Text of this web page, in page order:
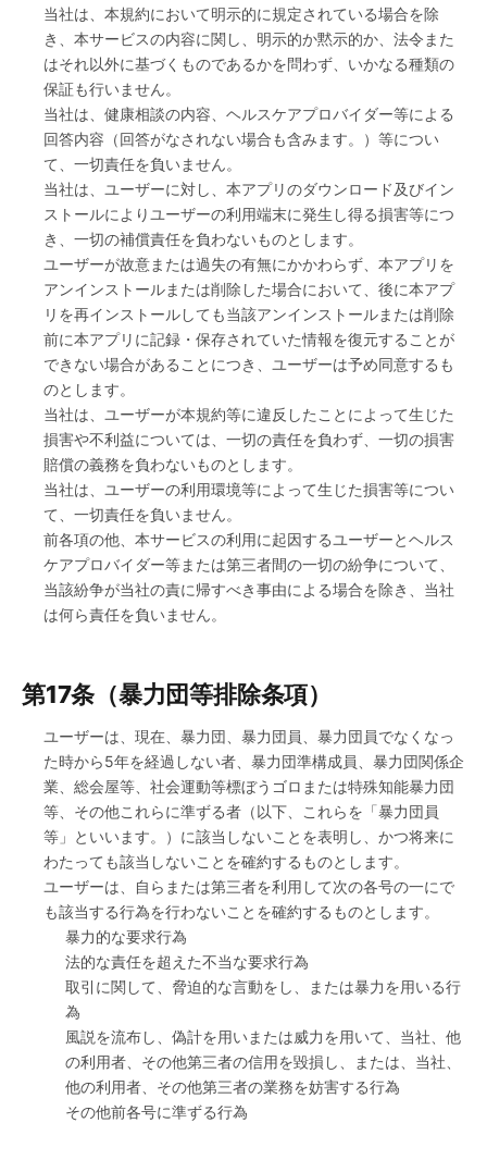
当社は、本規約において明示的に規定されている場合を除
き、本サービスの内容に関し、明示的か黙示的か、法令また
はそれ以外に基づくものであるかを問わず、いかなる種類の
保証も行いません。
当社は、健康相談の内容、ヘルスケアプロバイダー等による
回答内容（回答がなされない場合も含みます。）等につい
て、一切責任を負いません。
当社は、ユーザーに対し、本アプリのダウンロード及びイン
ストールによりユーザーの利用端末に発生し得る損害等につ
き、一切の補償責任を負わないものとします。
ユーザーが故意または過失の有無にかかわらず、本アプリを
アンインストールまたは削除した場合において、後に本アプ
リを再インストールしても当該アンインストールまたは削除
前に本アプリに記録・保存されていた情報を復元することが
できない場合があることにつき、ユーザーは予め同意するも
のとします。
当社は、ユーザーが本規約等に違反したことによって生じた
損害や不利益については、一切の責任を負わず、一切の損害
賠償の義務を負わないものとします。
当社は、ユーザーの利用環境等によって生じた損害等につい
て、一切責任を負いません。
前各項の他、本サービスの利用に起因するユーザーとヘルス
ケアプロバイダー等または第三者間の一切の紛争について、
当該紛争が当社の責に帰すべき事由による場合を除き、当社
は何ら責任を負いません。
第17条（暴力団等排除条項）
ユーザーは、現在、暴力団、暴力団員、暴力団員でなくなっ
た時から5年を経過しない者、暴力団準構成員、暴力団関係企
業、総会屋等、社会運動等標ぼうゴロまたは特殊知能暴力団
等、その他これらに準ずる者（以下、これらを「暴力団員
等」といいます。）に該当しないことを表明し、かつ将来に
わたっても該当しないことを確約するものとします。
ユーザーは、自らまたは第三者を利用して次の各号の一にで
も該当する行為を行わないことを確約するものとします。
暴力的な要求行為
法的な責任を超えた不当な要求行為
取引に関して、脅迫的な言動をし、または暴力を用いる行
為
風説を流布し、偽計を用いまたは威力を用いて、当社、他
の利用者、その他第三者の信用を毀損し、または、当社、
他の利用者、その他第三者の業務を妨害する行為
その他前各号に準ずる行為